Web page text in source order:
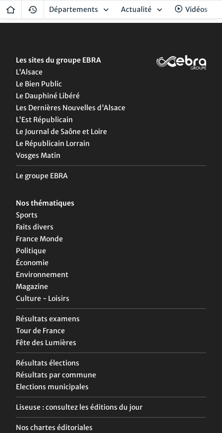
Départements Actualité Vidéos
Les sites du groupe EBRA
L'Alsace
Le Bien Public
Le Dauphiné Libéré
Les Dernières Nouvelles d'Alsace
L'Est Républicain
Le Journal de Saône et Loire
Le Républicain Lorrain
Vosges Matin
Le groupe EBRA
Nos thématiques
Sports
Faits divers
France Monde
Politique
Économie
Environnement
Magazine
Culture - Loisirs
Résultats examens
Tour de France
Fête des Lumières
Résultats élections
Résultats par commune
Elections municipales
Liseuse : consultez les éditions du jour
Nos chartes éditoriales